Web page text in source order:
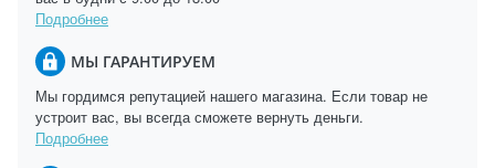
Подробнее
МЫ ГАРАНТИРУЕМ
Мы гордимся репутацией нашего магазина. Если товар не
устроит вас, вы всегда сможете вернуть деньги.
Подробнее